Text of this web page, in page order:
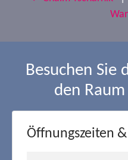
Besuchen Sie
den
Öffnungszeiten